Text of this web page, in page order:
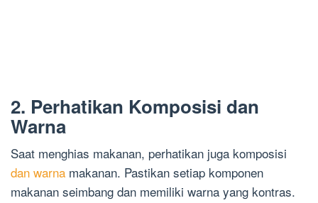
2. Perhatikan Komposisi dan
Warna
Saat menghias makanan, perhatikan juga komposisi
dan warna makanan. Pastikan setiap komponen
makanan seimbang dan memiliki warna yang kontras.